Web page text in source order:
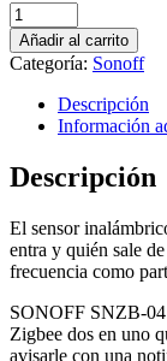
SONOFF
SNZB-
04
–
Sensor
puerta/ventana
inalámbrico
Zigbee
Añadir al carrito
Categoría: Sonoff
Descripción
Información
Descripción
El sensor
entra y quién sale
frecuencia como
SONOFF SNZB-04
Zigbee dos en uno
avisarle con una